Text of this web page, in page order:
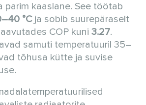
parim kaaslane. See töötab
°Cja sobib suurepäraselt
COP kuni 3.27.
samuti temperatuuril 35–
tõhusa kütte ja suvise